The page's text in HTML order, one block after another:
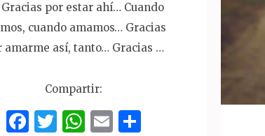
por estar ahí… Cuando
cuando amamos… Gracias
amarme así, tanto… Gracias …
Compartir:
Facebook
Twitter
WhatsApp
Email